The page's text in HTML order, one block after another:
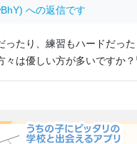
への返信です
たり、練習もハードだっ
は優しい方が多いですか